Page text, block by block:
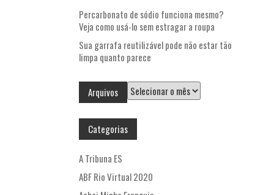
Percarbonato de sódio funciona mesmo?
Veja como usá-lo sem estragar a roupa
Sua garrafa reutilizável pode não estar tão
limpa quanto parece
Arquivos Arquivos
Categorias
A Tribuna ES
ABF Rio Virtual 2020